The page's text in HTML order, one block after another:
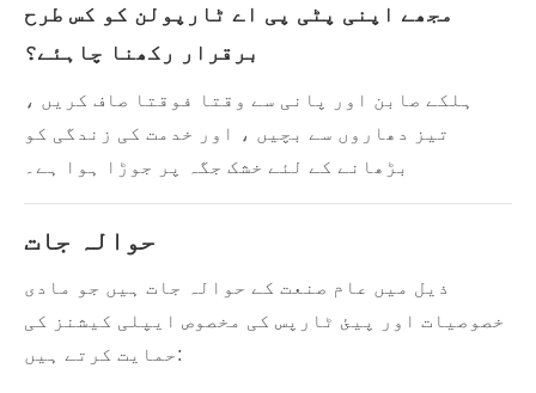
مجھے اپنی پٹی پی اے ٹارپولن کو کس طرح
برقرار رکھنا چاہئے؟
ہلکے صابن اور پانی سے وقتا فوقتا صاف کریں ،
تیز دھاروں سے بچیں ، اور خدمت کی زندگی کو
بڑھانے کے لئے خشک جگہ پر جوڑا ہوا ہے۔
حوالہ جات
ذیل میں عام صنعت کے حوالہ جات ہیں جو مادی
خصوصیات اور پیئ ٹارپس کی مخصوص ایپلی کیشنز کی
حمایت کرتے ہیں: